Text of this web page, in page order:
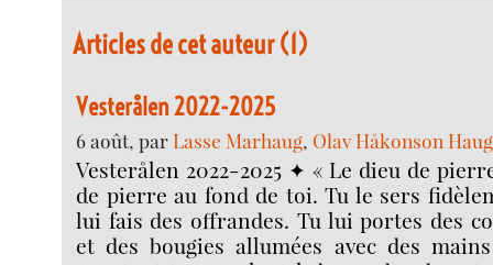
Articles de cet auteur (1)
Vesterålen 2022-2025
6 août, parLasse Marhaug, Olav Håkonson
Vesterålen 2022-2025 ✦ « Le dieu de
de pierre au fond de toi. Tu le sers
lui fais des offrandes. Tu lui portes des
et des bougies allumées avec des